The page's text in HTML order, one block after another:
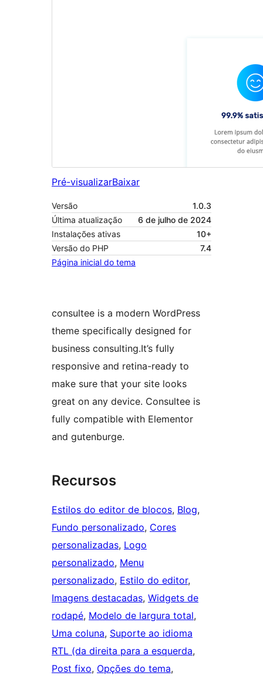
Pré-visualizarBaixar
Versão
1.0.3
Última atualização
6 de julho de 2024
Instalações ativas
10+
Versão do PHP
7.4
Página inicial do tema
consultee is a modern WordPress
theme specifically designed for
business consulting.It’s fully
responsive and retina-ready to
make sure that your site looks
great on any device. Consultee is
fully compatible with Elementor
and gutenburge.
Recursos
Estilos do editor de blocos, Blog
Fundo personalizado, Cores
personalizadas, Logo
personalizado, Menu
personalizado, Estilo do editor
Imagens destacadas, Widgets de
rodapé, Modelo de largura total
Uma coluna, Suporte ao idioma
RTL (da direita para a esquerda
Post fixo, Opções do tema